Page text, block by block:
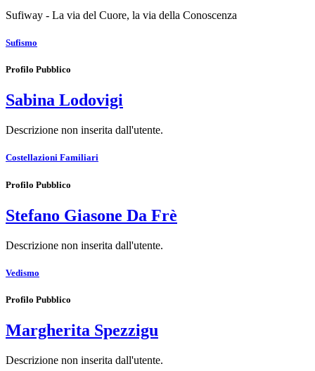
Sufiway - La via del Cuore, la via della Conoscenza
Sufismo
Profilo Pubblico
Sabina Lodovigi
Descrizione non inserita dall'utente.
Costellazioni Familiari
Profilo Pubblico
Stefano Giasone Da Frè
Descrizione non inserita dall'utente.
Vedismo
Profilo Pubblico
Margherita Spezzigu
Descrizione non inserita dall'utente.